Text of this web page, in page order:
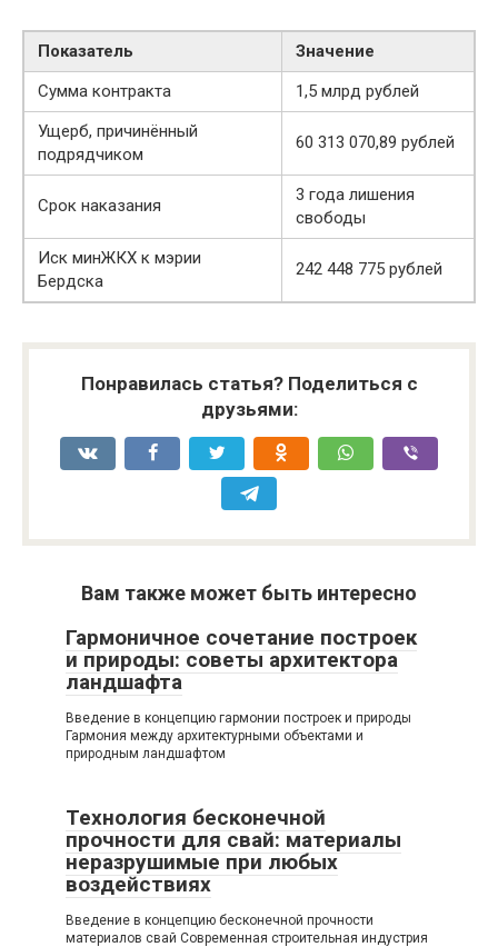
Показатель
Значение
Сумма контракта
1,5 млрд рублей
Ущерб, причинённый
подрядчиком
60 313 070,89 рублей
Срок наказания
3 года лишения
свободы
Иск минЖКХ к мэрии
Бердска
242 448 775 рублей
Понравилась статья? Поделиться с
друзьями:
Вам также может быть интересно
Гармоничное сочетание построек
и природы: советы архитектора
ландшафта
Введение в концепцию гармонии построек и природы
Гармония между архитектурными объектами и
природным ландшафтом
Технология бесконечной
прочности для свай: материалы
неразрушимые при любых
воздействиях
Введение в концепцию бесконечной прочности
материалов свай Современная строительная индустрия